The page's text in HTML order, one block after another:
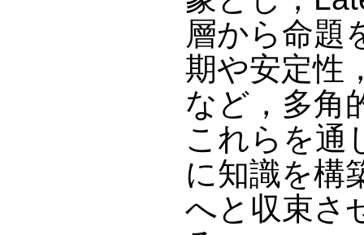
層から命題
期や安定性
など，多角
これらを通
に知識を構
へと収束さ